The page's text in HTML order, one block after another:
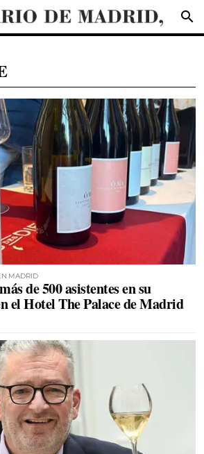
search
MADRID
de 500 asistentes en su
el Hotel The Palace de Madrid